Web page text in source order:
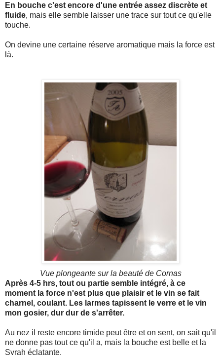
En bouche c'est encore d'une entrée assez discrète et
fluide, mais elle semble laisser une trace sur tout ce qu'elle
touche.
On devine une certaine réserve aromatique mais la force est
là.
Vue plongeante sur la beautéde Cornas
Après 4-5 hrs, tout ou partie semble intégré, à ce
moment la force n'est plus que plaisir et le vin se fait
charnel, coulant. Les larmes tapissent le verre et le vin
mon gosier, dur dur de s'arrêter.
Au nez il reste encore timide peut être et on sent, on sait qu'il
ne donne pas tout ce qu'il a, mais la bouche est belle et la
Syrah éclatante.